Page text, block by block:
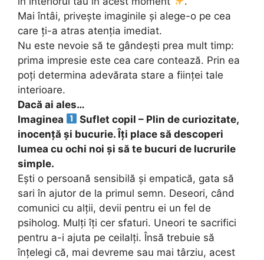
Mai întâi, privește imaginile și alege-o pe cea
care ți-a atras atenția imediat.
Nu este nevoie să te gândești prea mult timp:
prima impresie este cea care contează. Prin ea
poți determina adevărata stare a ființei tale
interioare.
Dacă ai ales…
Imaginea
Suflet copil – Plin de curiozitate,
inocență și bucurie. Îți place să descoperi
lumea cu ochi noi și să te bucuri de lucrurile
simple.
Ești o persoană sensibilă și empatică, gata să
sari în ajutor de la primul semn. Deseori, când
comunici cu alții, devii pentru ei un fel de
psiholog. Mulți îți cer sfaturi. Uneori te sacrifici
pentru a-i ajuta pe ceilalți. Însă trebuie să
înțelegi că, mai devreme sau mai târziu, acest